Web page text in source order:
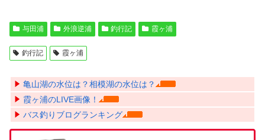
与田浦 外浪逆浦 釣行記 霞ヶ浦
釣行記 霞ヶ浦
亀山湖の水位は？相模湖の水位は？
霞ヶ浦のLIVE画像！
バス釣りブログランキング